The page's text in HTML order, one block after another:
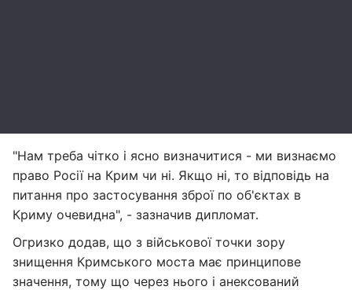
"Нам треба чітко і ясно визначитися - ми визнаємо
право Росії на Крим чи ні. Якщо ні, то відповідь на
питання про застосування зброї по об'єктах в
Криму очевидна", - зазначив дипломат.
Огризко додав, що з військової точки зору
знищення Кримського моста має принципове
значення, тому що через нього і анексований